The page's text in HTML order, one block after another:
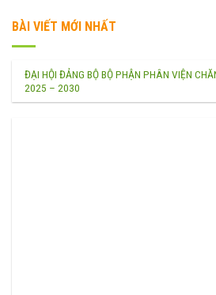
BÀI VIẾT MỚI NHẤT
ĐẠI HỘI ĐẢNG BỘ BỘ PHẬN PHÂN VIỆN
2025 – 2030